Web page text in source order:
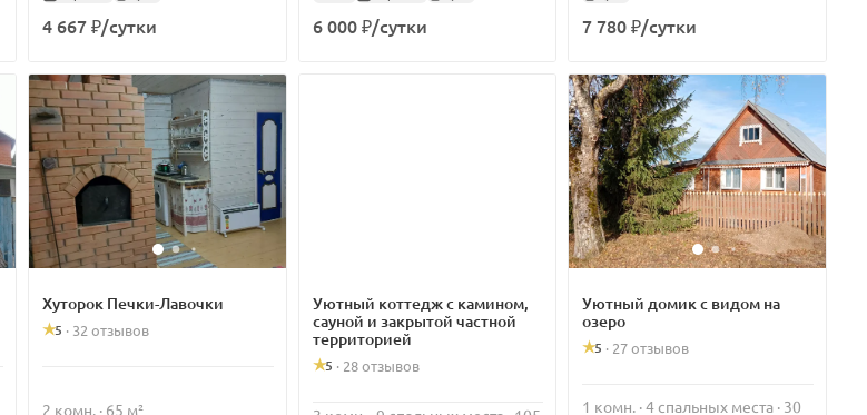
4 667 ₽/сутки 6 000 ₽/сутки 7 780 ₽/сутки
Хуторок Печки-Лавочки
5 · 32 отзывов
2 комн. · 65 м²
Уютный коттедж с камином,
сауной и закрытой частной
территорией
5 · 28 отзывов
Уютный домик с видом на
озеро
5 · 27 отзывов
1 комн. · 4 спальных места · 30